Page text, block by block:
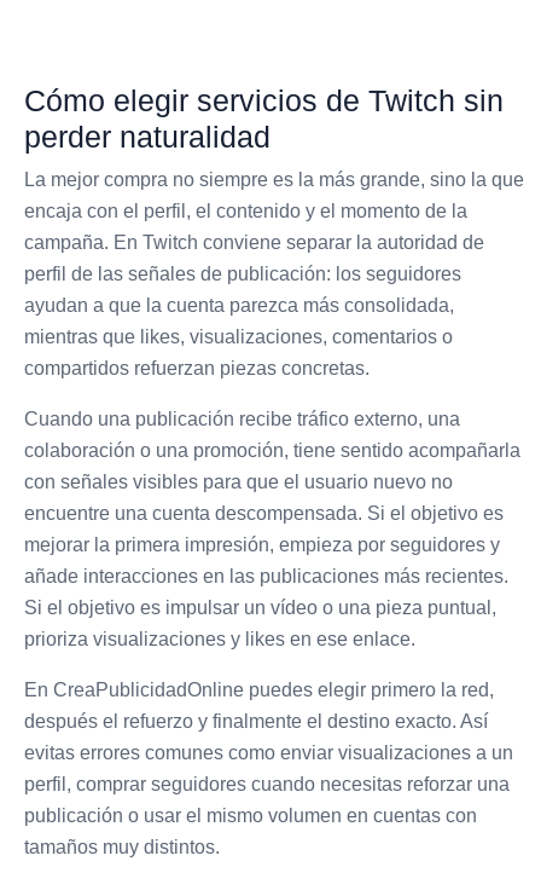
Cómo elegir servicios de Twitch sin
perder naturalidad
La mejor compra no siempre es la más grande, sino la que
encaja con el perfil, el contenido y el momento de la
campaña. En Twitch conviene separar la autoridad de
perfil de las señales de publicación: los seguidores
ayudan a que la cuenta parezca más consolidada,
mientras que likes, visualizaciones, comentarios o
compartidos refuerzan piezas concretas.
Cuando una publicación recibe tráfico externo, una
colaboración o una promoción, tiene sentido acompañarla
con señales visibles para que el usuario nuevo no
encuentre una cuenta descompensada. Si el objetivo es
mejorar la primera impresión, empieza por seguidores y
añade interacciones en las publicaciones más recientes.
Si el objetivo es impulsar un vídeo o una pieza puntual,
prioriza visualizaciones y likes en ese enlace.
En CreaPublicidadOnline puedes elegir primero la red,
después el refuerzo y finalmente el destino exacto. Así
evitas errores comunes como enviar visualizaciones a un
perfil, comprar seguidores cuando necesitas reforzar una
publicación o usar el mismo volumen en cuentas con
tamaños muy distintos.